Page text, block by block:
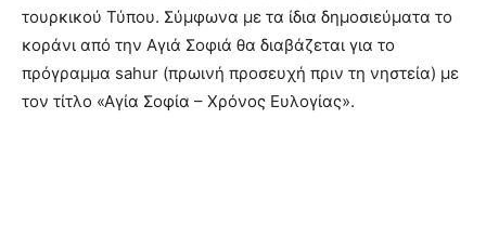
τουρκικού Τύπου. Σύμφωνα με τα ίδια δημοσιεύματα το
κοράνι από την Αγιά Σοφιά θα διαβάζεται για το
πρόγραμμα sahur (πρωινή προσευχή πριν τη νηστεία) με
τον τίτλο «Αγία Σοφία – Χρόνος Ευλογίας».